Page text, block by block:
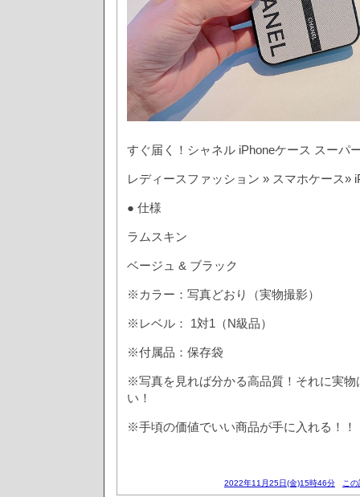
すぐ届く！シャネル iPhoneケース スーパ
レディースファッション » スマホケース»
● 仕様
ラムスキン
ベージュ & ブラック
※カラー：写真どおり（実物撮影）
※レベル： 1対1（N級品）
※付属品：保存袋
※写真を見れば分かる高品質！それに実物
い！
※手頃の価値でいい商品が手に入れる！！
2022年11月25日(金)15時46分 こ